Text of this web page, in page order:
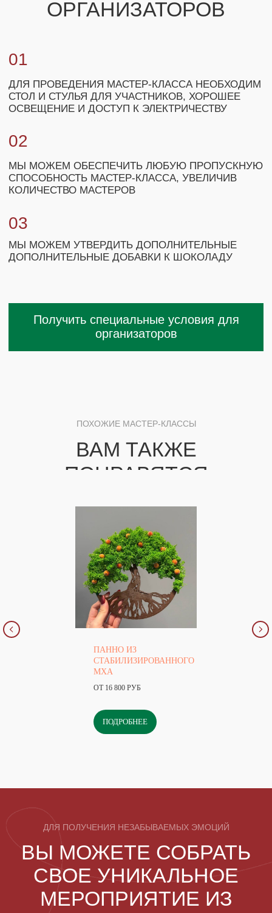
ПАННО ИЗ
СТАБИЛИЗИРОВАННОГО
МХА
ОТ 16 800 РУБ
ПОДРОБНЕЕ